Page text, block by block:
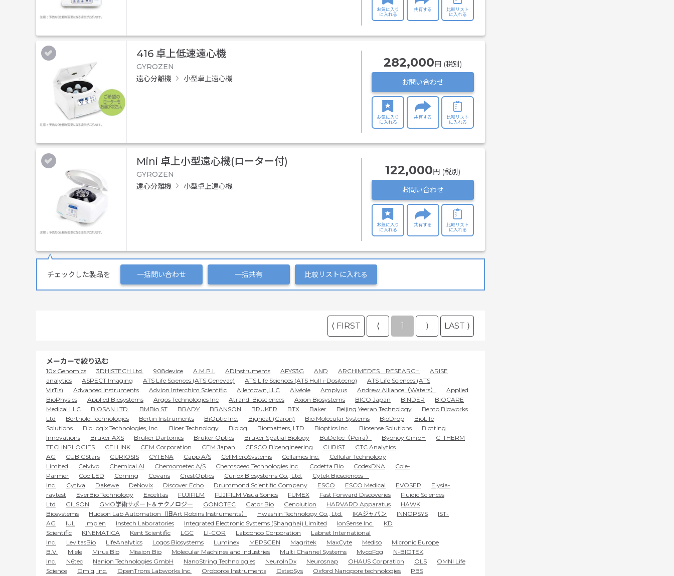
お気に入り
に入れる
共有する
比較リスト
に入れる
416 卓上低速遠心機
GYROZEN
遠心分離機
小型卓上遠心機
282,000円 (税別)
お問い合わせ
お気に入り
に入れる
共有する
比較リスト
に入れる
Mini 卓上小型遠心機(ローター付)
GYROZEN
遠心分離機
小型卓上遠心機
122,000円 (税別)
お問い合わせ
お気に入り
に入れる
共有する
比較リスト
に入れる
チェックした製品を 一括問い合わせ 一括共有 比較リストに入れる
⟨ FIRST ⟨ 1 ⟩ LAST ⟩
メーカーで絞り込む
10x Genomics 3DHISTECH Ltd. 908device A.M.P.I. ADInstruments AFYS3G AND ARCHIMEDES RESEARCH
ARISE
analytics
ASPECT Imaging ATS Life Sciences (ATS Genevac) ATS Life Sciences (ATS Hull i-Dositecno)
ATS Life Sciences (ATS
VirTis)
Advanced Instruments Advion Interchim Scientific Allentown,LLC Alvéole Amplyus Andrew Alliance（Waters）
Applied
BioPhysics
Applied Biosystems Argos Technologies Inc Atrandi Biosciences Axion Biosystems BICO Japan BINDER
BIOCARE
Medical LLC
BIOSAN LTD. BMBio ST BRADY BRANSON BRUKER BTX Baker Beijing Yeeran Technology
Bento Bioworks
Ltd
Berthold Technologies Bertin Instruments BiOptic Inc. Bigneat (Caron) Bio Molecular Systems BioDrop
BioLife
Solutions
BioLogix Technologies, Inc. Bioer Technology Biolog Biomatters, LTD Bioptics Inc. Biosense Solutions
Blotting
Innovations
Bruker AXS Bruker Dartonics Bruker Optics Bruker Spatial Biology BuDeTec（Peira） Byonoy GmbH
C-THERM
TECHNPLOGIES
CELLINK CEM Corporation CEM Japan CESCO Bioengineering CHRiST
CTC Analytics
AG
CUBICStars CURIOSIS CYTENA Capp A/S CellMicroSystems Cellames Inc.
Cellular Technology
Limited
Celvivo Chemical.AI Chemometec A/S Chemspeed Technologies Inc. Codetta Bio CodexDNA
Cole-
Parmer
CoolLED Corning Covaris CrestOptics Curiox Biosystems Co., Ltd.
Cytek Biosciences
Inc.
Cytiva Dakewe DeNovix Discover Echo Drummond Scientific Company ESCO ESCO Medical EVOSEP
Elysia-
raytest
EverBio Technology Excelitas FUJIFILM FUJIFILM VisualSonics FUMEX Fast Forward Discoveries
Fluidic Sciences
Ltd
GILSON GMO学術サポート＆テクノロジー GONOTEC Gator Bio Genolution HARVARD Apparatus
HAWK
Biosystems
Hudson Lab Automation（旧Art Robins Instruments） Hwashin Technology Co., Ltd. IKAジャパン INNOPSYS
IST-
AG
IUL Implen Instech Laboratories Integrated Electronic Systems (Shanghai) Limited IonSense Inc.
KD
Scientific
KINEMATICA Kent Scientific LGC LI-COR Labconco Corporation
Labnet International
Inc.
LevitasBio LifeAnalytics Logos Biosystems Luminex MEPSGEN Magritek MaxCyte Mediso
Micronic Europe
B.V.
Miele Mirus Bio Mission Bio Molecular Machines and Industries Multi Channel Systems MycoFog
N-BIOTEK,
Inc.
N6tec Nanion Technologies GmbH NanoString Technologies NeuroInDx Neurosnap OHAUS Corpration OLS
OMNI Life
Science
Omiq, Inc. OpenTrons Labworks Inc. Oroboros Instruments OsteoSys Oxford Nanopore technologies
PBS